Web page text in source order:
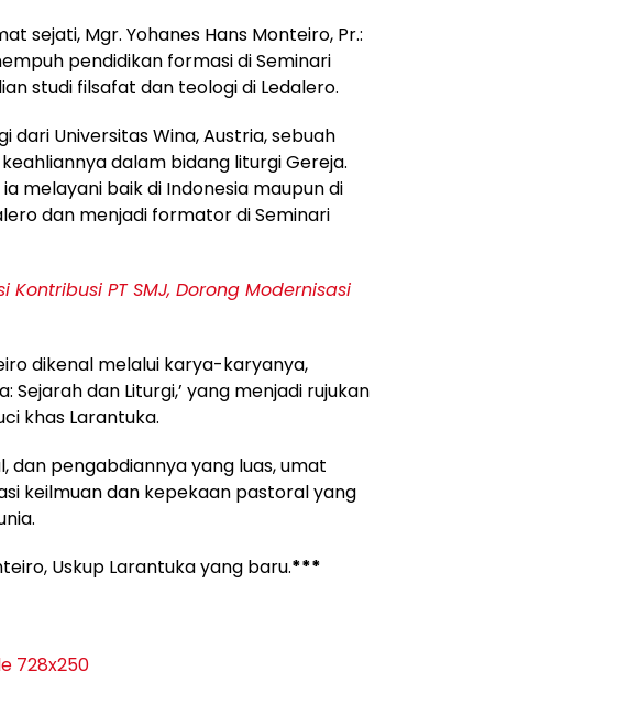
sejati, Mgr. Yohanes Hans Monteiro, Pr.:
pendidikan formasi di Seminari
studi filsafat dan teologi di Ledalero.
Universitas Wina, Austria, sebuah
dalam bidang liturgi Gereja.
melayani baik di Indonesia maupun di
dan menjadi formator di Seminari
PT SMJ, Dorong Modernisasi
dikenal melalui karya-karyanya,
Sejarah dan Liturgi,’ yang menjadi rujukan
khas Larantuka.
pengabdiannya yang luas, umat
keilmuan dan kepekaan pastoral yang
Uskup Larantuka yang baru.***